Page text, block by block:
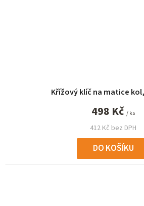
Křížový klíč na matice
412 Kč bez DPH
498 Kč / ks
DO KOŠÍKU